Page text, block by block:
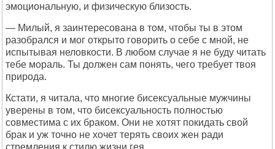
эмоциональную, и физическую близость.
— Милый, я заинтересована в том, чтобы ты в этом
разобрался и мог открыто говорить о себе с мной, не
испытывая неловкости. В любом случае я не буду читать
тебе мораль. Ты должен сам понять, чего требует твоя
природа.
Кстати, я читала, что многие бисексуальные мужчины
уверены в том, что бисексуальность полностью
совместима с их браком. Они не хотят покидать свой
брак и уж точно не хочет терять своих жен ради
стремления к стилю жизни гея.